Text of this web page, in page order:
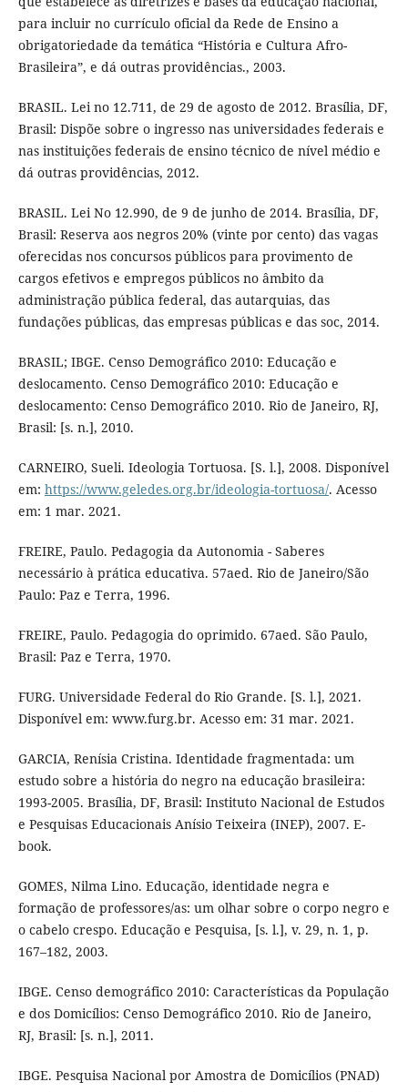
para incluir no currículo oficial da Rede de Ensino a
obrigatoriedade da temática “História e Cultura Afro-
Brasileira”, e dá outras providências., 2003.
BRASIL. Lei no 12.711, de 29 de agosto de 2012. Brasília, DF,
Brasil: Dispõe sobre o ingresso nas universidades federais e
nas instituições federais de ensino técnico de nível médio e
dá outras providências, 2012.
BRASIL. Lei No 12.990, de 9 de junho de 2014. Brasília, DF,
Brasil: Reserva aos negros 20% (vinte por cento) das vagas
oferecidas nos concursos públicos para provimento de
cargos efetivos e empregos públicos no âmbito da
administração pública federal, das autarquias, das
fundações públicas, das empresas públicas e das soc, 2014.
BRASIL; IBGE. Censo Demográfico 2010: Educação e
deslocamento. Censo Demográfico 2010: Educação e
deslocamento: Censo Demográfico 2010. Rio de Janeiro, RJ,
Brasil: [s. n.], 2010.
CARNEIRO, Sueli. Ideologia Tortuosa. [S. l.], 2008. Disponível
em: https://www.geledes.org.br/ideologia-tortuosa/. Acesso
em: 1 mar. 2021.
FREIRE, Paulo. Pedagogia da Autonomia - Saberes
necessário à prática educativa. 57aed. Rio de Janeiro/São
Paulo: Paz e Terra, 1996.
FREIRE, Paulo. Pedagogia do oprimido. 67aed. São Paulo,
Brasil: Paz e Terra, 1970.
FURG. Universidade Federal do Rio Grande. [S. l.], 2021.
Disponível em: www.furg.br. Acesso em: 31 mar. 2021.
GARCIA, Renísia Cristina. Identidade fragmentada: um
estudo sobre a história do negro na educação brasileira:
1993-2005. Brasília, DF, Brasil: Instituto Nacional de Estudos
e Pesquisas Educacionais Anísio Teixeira (INEP), 2007. E-
book.
GOMES, Nilma Lino. Educação, identidade negra e
formação de professores/as: um olhar sobre o corpo negro e
o cabelo crespo. Educação e Pesquisa, [s. l.], v. 29, n. 1, p.
167–182, 2003.
IBGE. Censo demográfico 2010: Características da População
e dos Domicílios: Censo Demográfico 2010. Rio de Janeiro,
RJ, Brasil: [s. n.], 2011.
IBGE. Pesquisa Nacional por Amostra de Domicílios (PNAD)